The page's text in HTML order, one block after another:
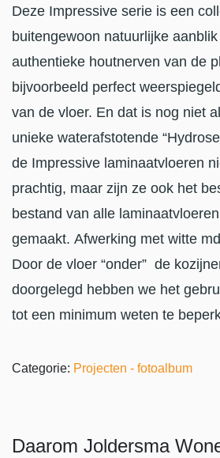
Deze Impressive serie is een
buitengewoon natuurlijke
authentieke houtnerven van de
bijvoorbeeld perfect
van de vloer. En dat is nog niet
unieke waterafstotende
de Impressive laminaatvloeren
prachtig, maar zijn ze ook het
bestand van alle
gemaakt. Afwerking met witte
Door de vloer “onder” de
doorgelegd hebben we het
tot een minimum weten te
Categorie: Projecten - fotoalbum
Daarom Joldersma